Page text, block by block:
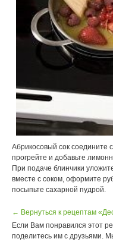
Абрикосовый сок соедините
прогрейте и добавьте
При подаче блинчики
вместе с соком, оформите
посыпьте сахарной пудрой.
← Вернуться к рецептам
Если Вам понравился этот
поделитесь им с друзьями.